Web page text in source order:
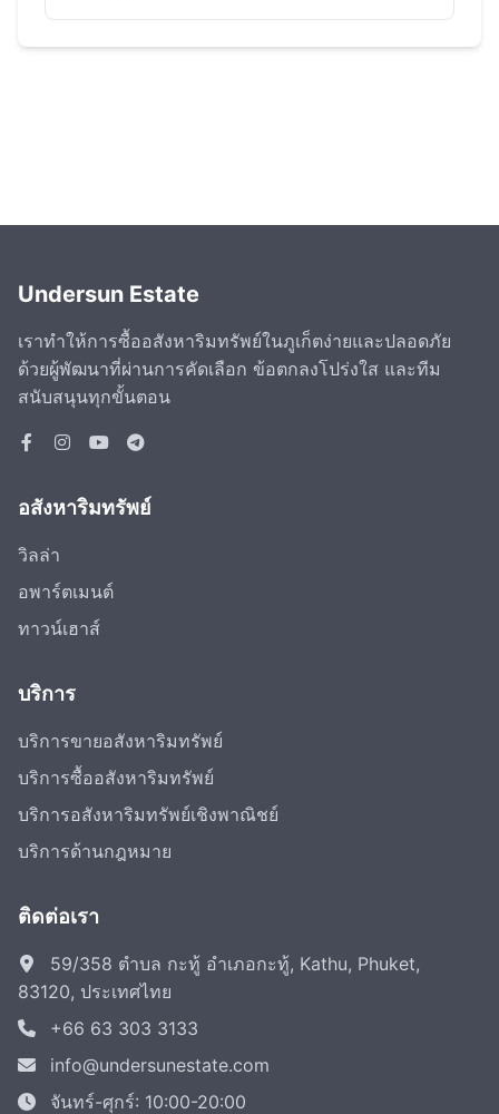
Undersun Estate
เราทำให้การซื้ออสังหาริมทรัพย์ในภูเก็ตง่ายและปลอดภัย
ด้วยผู้พัฒนาที่ผ่านการคัดเลือก ข้อตกลงโปร่งใส และทีม
สนับสนุนทุกขั้นตอน
อสังหาริมทรัพย์
วิลล่า
อพาร์ตเมนต์
ทาวน์เฮาส์
บริการ
บริการขายอสังหาริมทรัพย์
บริการซื้ออสังหาริมทรัพย์
บริการอสังหาริมทรัพย์เชิงพาณิชย์
บริการด้านกฎหมาย
ติดต่อเรา
59/358 ตำบล กะทู้ อำเภอกะทู้, Kathu, Phuket,
83120, ประเทศไทย
+66 63 303 3133
info@undersunestate.com
จันทร์-ศุกร์: 10:00-20:00